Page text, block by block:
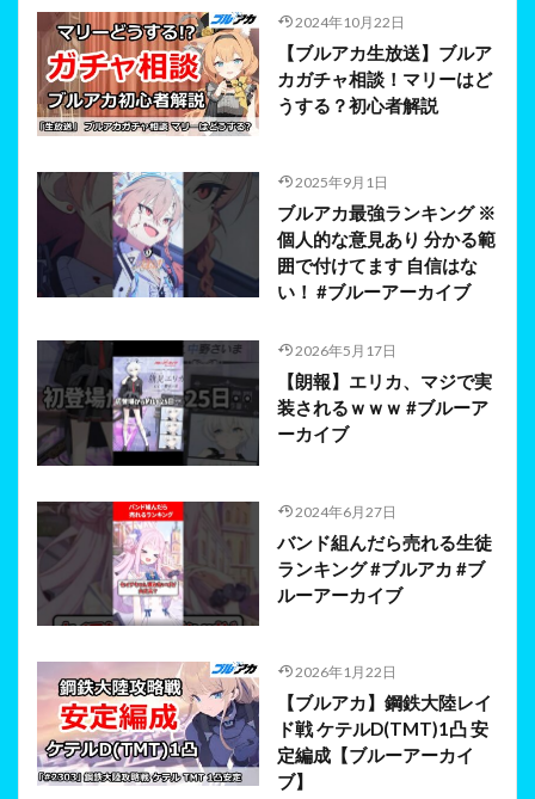
2024年10月22日
【ブルアカ生放送】ブルア
カガチャ相談！マリーはど
うする？初心者解説
2025年9月1日
ブルアカ最強ランキング ※
個人的な意見あり 分かる範
囲で付けてます 自信はな
い！ #ブルーアーカイブ
2026年5月17日
【朗報】エリカ、マジで実
装されるｗｗｗ #ブルーア
ーカイブ
2024年6月27日
バンド組んだら売れる生徒
ランキング #ブルアカ #ブ
ルーアーカイブ
2026年1月22日
【ブルアカ】鋼鉄大陸レイ
ド戦 ケテルD(TMT)1凸 安
定編成【ブルーアーカイ
ブ】